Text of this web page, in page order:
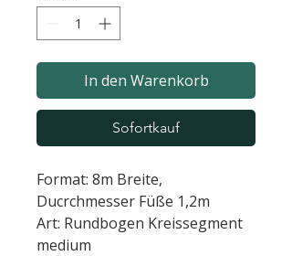
In den Warenkorb
Sofortkauf
Format: 8m Breite,
Ducrchmesser Füße 1,2m
Art: Rundbogen Kreissegment
medium